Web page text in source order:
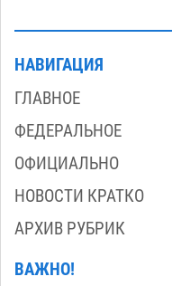
НАВИГАЦИЯ
ГЛАВНОЕ
ФЕДЕРАЛЬНОЕ
ОФИЦИАЛЬНО
НОВОСТИ КРАТКО
АРХИВ РУБРИК
ВАЖНО!